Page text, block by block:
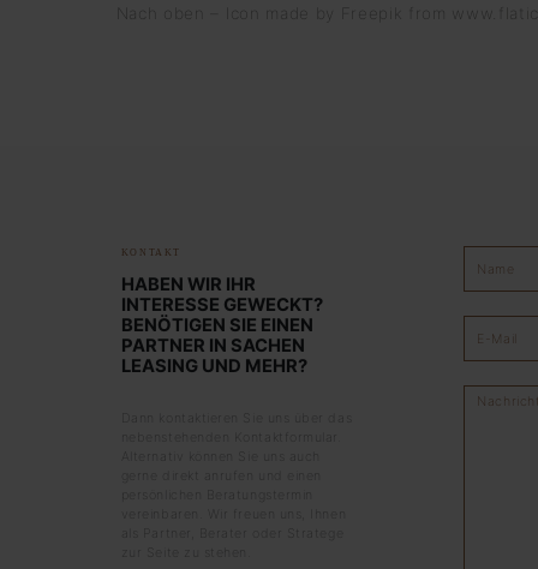
Nach oben – Icon made by Freepik from
KONTAKT
HABEN WIR IHR
INTERESSE GEWECKT?
BENÖTIGEN SIE EINEN
PARTNER IN SACHEN
LEASING UND MEHR?